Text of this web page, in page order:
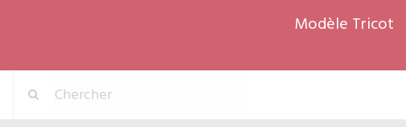
Modèle Tricot